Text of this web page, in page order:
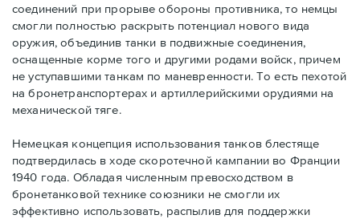
соединений при прорыве обороны противника, то немцы
смогли полностью раскрыть потенциал нового вида
оружия, объединив танки в подвижные соединения,
оснащенные корме того и другими родами войск, причем
не уступавшими танкам по маневренности. То есть пехотой
на бронетранспортерах и артиллерийскими орудиями на
механической тяге.
Немецкая концепция использования танков блестяще
подтвердилась в ходе скоротечной кампании во Франции
1940 года. Обладая численным превосходством в
бронетанковой технике союзники не смогли их
эффективно использовать, распылив для поддержки